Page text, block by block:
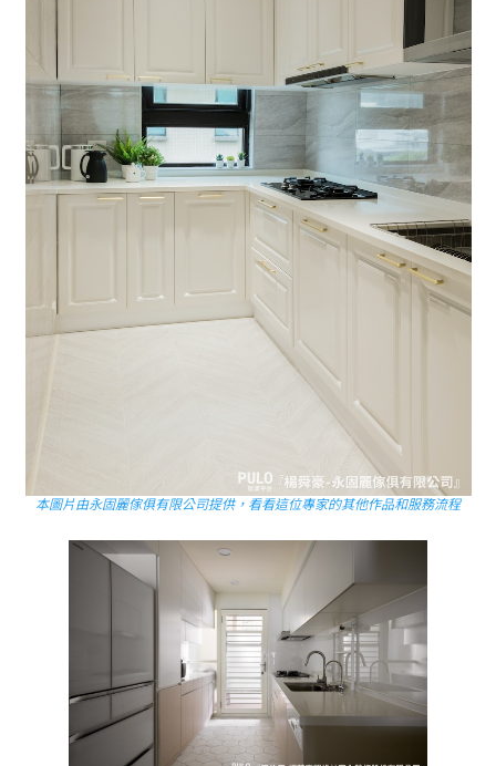
本圖片由永固麗傢俱有限公司提供，看看這位專家的其他作品和服務流程